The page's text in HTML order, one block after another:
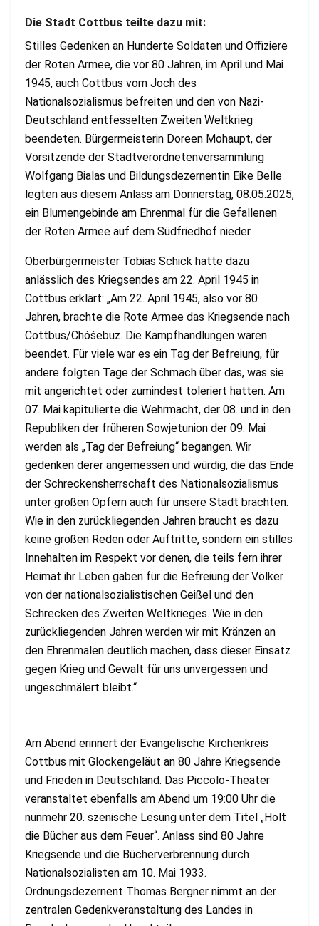
Die Stadt Cottbus teilte dazu mit:
Stilles Gedenken an Hunderte Soldaten und Offiziere
der Roten Armee, die vor 80 Jahren, im April und Mai
1945, auch Cottbus vom Joch des
Nationalsozialismus befreiten und den von Nazi-
Deutschland entfesselten Zweiten Weltkrieg
beendeten. Bürgermeisterin Doreen Mohaupt, der
Vorsitzende der Stadtverordnetenversammlung
Wolfgang Bialas und Bildungsdezernentin Eike Belle
legten aus diesem Anlass am Donnerstag, 08.05.2025,
ein Blumengebinde am Ehrenmal für die Gefallenen
der Roten Armee auf dem Südfriedhof nieder.
Oberbürgermeister Tobias Schick hatte dazu
anlässlich des Kriegsendes am 22. April 1945 in
Cottbus erklärt: „Am 22. April 1945, also vor 80
Jahren, brachte die Rote Armee das Kriegsende nach
Cottbus/Chóśebuz. Die Kampfhandlungen waren
beendet. Für viele war es ein Tag der Befreiung, für
andere folgten Tage der Schmach über das, was sie
mit angerichtet oder zumindest toleriert hatten. Am
07. Mai kapitulierte die Wehrmacht, der 08. und in den
Republiken der früheren Sowjetunion der 09. Mai
werden als „Tag der Befreiung“ begangen. Wir
gedenken derer angemessen und würdig, die das Ende
der Schreckensherrschaft des Nationalsozialismus
unter großen Opfern auch für unsere Stadt brachten.
Wie in den zurückliegenden Jahren braucht es dazu
keine großen Reden oder Auftritte, sondern ein stilles
Innehalten im Respekt vor denen, die teils fern ihrer
Heimat ihr Leben gaben für die Befreiung der Völker
von der nationalsozialistischen Geißel und den
Schrecken des Zweiten Weltkrieges. Wie in den
zurückliegenden Jahren werden wir mit Kränzen an
den Ehrenmalen deutlich machen, dass dieser Einsatz
gegen Krieg und Gewalt für uns unvergessen und
ungeschmälert bleibt.“
Am Abend erinnert der Evangelische Kirchenkreis
Cottbus mit Glockengeläut an 80 Jahre Kriegsende
und Frieden in Deutschland. Das Piccolo-Theater
veranstaltet ebenfalls am Abend um 19:00 Uhr die
nunmehr 20. szenische Lesung unter dem Titel „Holt
die Bücher aus dem Feuer“. Anlass sind 80 Jahre
Kriegsende und die Bücherverbrennung durch
Nationalsozialisten am 10. Mai 1933.
Ordnungsdezernent Thomas Bergner nimmt an der
zentralen Gedenkveranstaltung des Landes in